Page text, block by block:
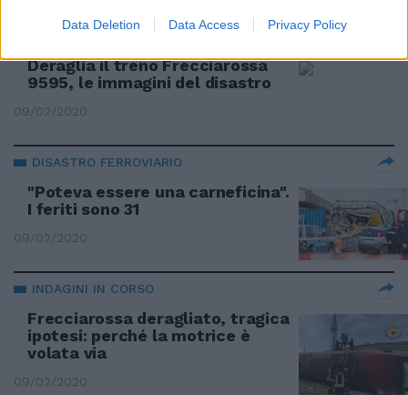
Data Deletion Data Access Privacy Policy
SCIAGURA FERROVIARIA
Deraglia il treno Frecciarossa
9595, le immagini del disastro
09/02/2020
DISASTRO FERROVIARIO
"Poteva essere una carneficina".
I feriti sono 31
09/02/2020
INDAGINI IN CORSO
Frecciarossa deragliato, tragica
ipotesi: perché la motrice è
volata via
09/02/2020